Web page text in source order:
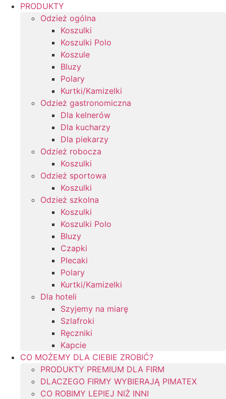
PRODUKTY
Odzież ogólna
Koszulki
Koszulki Polo
Koszule
Bluzy
Polary
Kurtki/Kamizelki
Odzież gastronomiczna
Dla kelnerów
Dla kucharzy
Dla piekarzy
Odzież robocza
Koszulki
Odzież sportowa
Koszulki
Odzież szkolna
Koszulki
Koszulki Polo
Bluzy
Czapki
Plecaki
Polary
Kurtki/Kamizelki
Dla hoteli
Szyjemy na miarę
Szlafroki
Ręczniki
Kapcie
CO MOŻEMY DLA CIEBIE ZROBIĆ?
PRODUKTY PREMIUM DLA FIRM
DLACZEGO FIRMY WYBIERAJĄ PIMATEX
CO ROBIMY LEPIEJ NIŻ INNI